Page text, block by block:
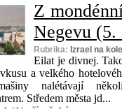
Z
Negevu
Rubrika: Izrael na kole
Eilat je divnej.
a velkého
nalétávají
Středem města jd...